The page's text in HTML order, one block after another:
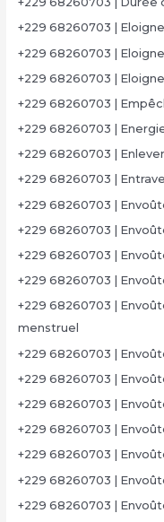
+229 68260703 |
+229 68260703 |
+229 68260703 |
+229 68260703 |
+229 68260703 |
+229 68260703 |
+229 68260703 |
+229 68260703 |
+229 68260703 |
+229 68260703 |
+229 68260703 |
+229 68260703 |
menstruel
+229 68260703 |
+229 68260703 |
+229 68260703 |
+229 68260703 |
+229 68260703 |
+229 68260703 |
+229 68260703 |